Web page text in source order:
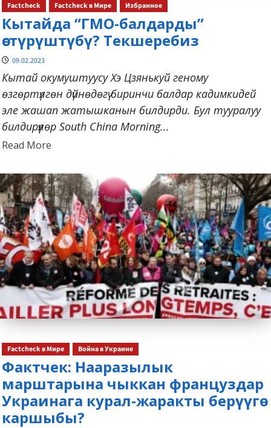
Factcheck Factcheck в Мире Избранное
Кытайда “ГМО-балдарды”
өстүрүштүбү? Текшеребиз
09.02.2023
Кытай окумуштуусу Хэ Цзянькуй геному
өзгөртүлгөн дүйнөдөгү биринчи балдар кадимкидей
эле жашап жатышканын билдирди. Бул тууралуу
билдирүүлөр South China Morning...
Read MoreRead
about
Factcheck в Мире Война в Украине
Фактчек: Нааразылык
марштарына чыккан француздар
Украинага курал-жаракты берүүгө
каршыбы?